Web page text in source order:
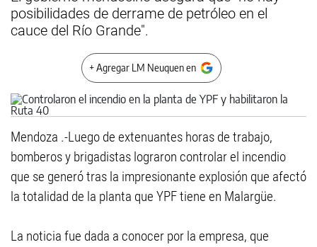
posibilidades de derrame de petróleo en el
cauce del Río Grande".
+ Agregar LM Neuquen en
Mendoza .-Luego de extenuantes horas de trabajo,
bomberos y brigadistas lograron controlar el incendio
que se generó tras la impresionante explosión que afectó
la totalidad de la planta que YPF tiene en Malargüe.
La noticia fue dada a conocer por la empresa, que